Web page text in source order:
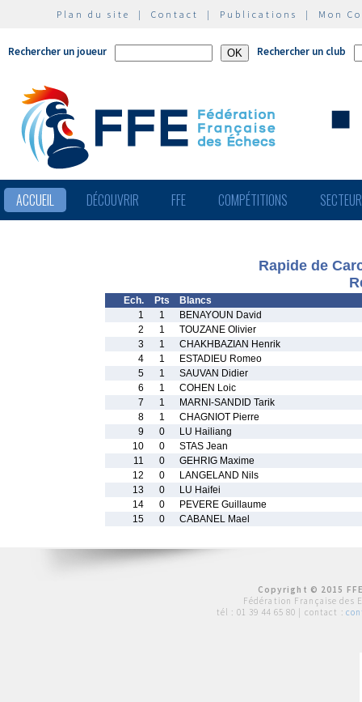
Plan du site | Contact | Publications | Mon
Rechercher un joueur Rechercher un club
ACCUEIL DÉCOUVRIR FFE COMPÉTITIONS
Rapide de
Ech. Pts
Blancs
1
1
BENAYOUN David
2
1
TOUZANE Olivier
3
1
CHAKHBAZIAN Henrik
4
1
ESTADIEU Romeo
5
1
SAUVAN Didier
6
1
COHEN Loic
7
1
MARNI-SANDID Tarik
8
1
CHAGNIOT Pierre
9
0
LU Hailiang
10
0
STAS Jean
11
0
GEHRIG Maxime
12
0
LANGELAND Nils
13
0
LU Haifei
14
0
PEVERE Guillaume
15
0 CABANEL Mael
Copyright © 2015
Fédération Française des
tél : 01 39 44 65 80 | contact :